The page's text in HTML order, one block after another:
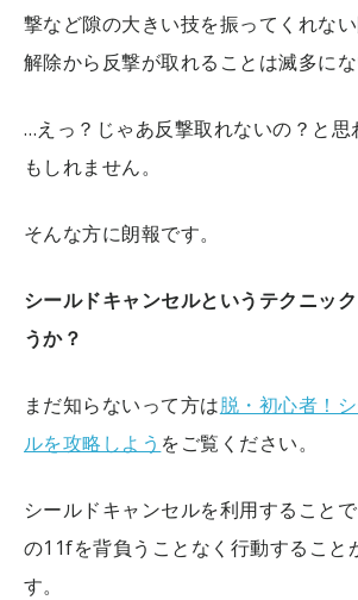
撃など隙の大きい技を振ってくれな
解除から反撃が取れることは滅多にな
…えっ？じゃあ反撃取れないの？と
もしれません。
そんな方に朗報です。
シールドキャンセルというテクニッ
うか？
まだ知らないって方は脱・初心者！
ルを攻略しよう をご覧ください。
シールドキャンセルを利用すること
の11fを背負うことなく行動すること
す。